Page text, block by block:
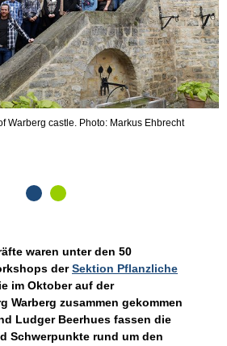
Warberg castle. Photo: Markus Ehbrecht
waren unter den 50
derSektion Pflanzliche
im Oktober auf der
Warberg zusammen gekommen
Ludger Beerhues fassen die
Schwerpunkte rund um den